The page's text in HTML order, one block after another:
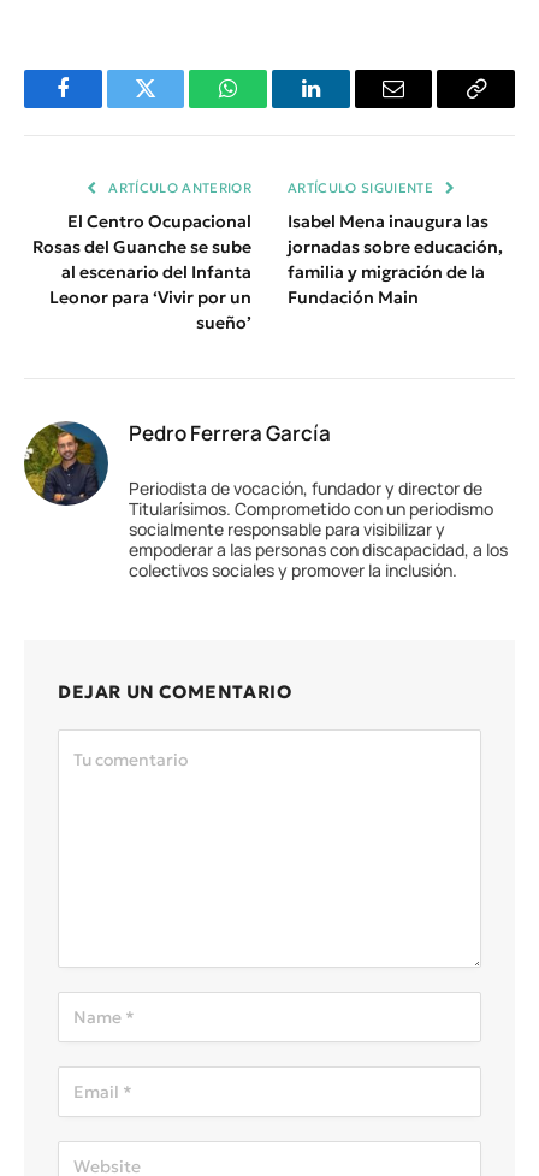
FacebookTwitter WhatsAppLinkedInEmail
Copiar
ARTÍCULO ANTERIOR
El Centro Ocupacional
Rosas del Guanche se sube
al escenario del Infanta
Leonor para ‘Vivir por un
sueño’
ARTÍCULO SIGUIENTE
Isabel Mena inaugura las
jornadas sobre educación,
familia y migración de la
Fundación Main
Pedro Ferrera García
Periodista de vocación, fundador y director de
Titularísimos. Comprometido con un periodismo
socialmente responsable para visibilizar y
empoderar a las personas con discapacidad, a los
colectivos sociales y promover la inclusión.
DEJAR UN COMENTARIO